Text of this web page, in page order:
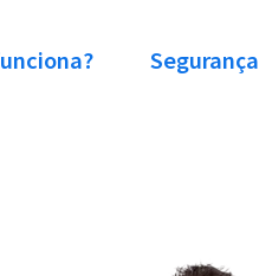
Segurança